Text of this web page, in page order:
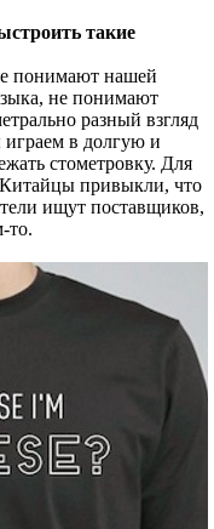
такие
понимают нашей
не понимают
разный взгляд
играем в долгую и
стометровку. Для
Китайцы привыкли, что
ищут поставщиков,
то.